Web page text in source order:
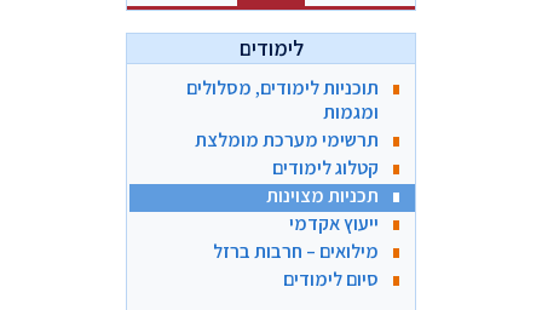
לימודים
תוכניות לימודים, מסלולים
ומגמות
תרשימי מערכת מומלצת
קטלוג לימודים
תכניות מצוינות
ייעוץ אקדמי
מילואים – חרבות ברזל
סיום לימודים